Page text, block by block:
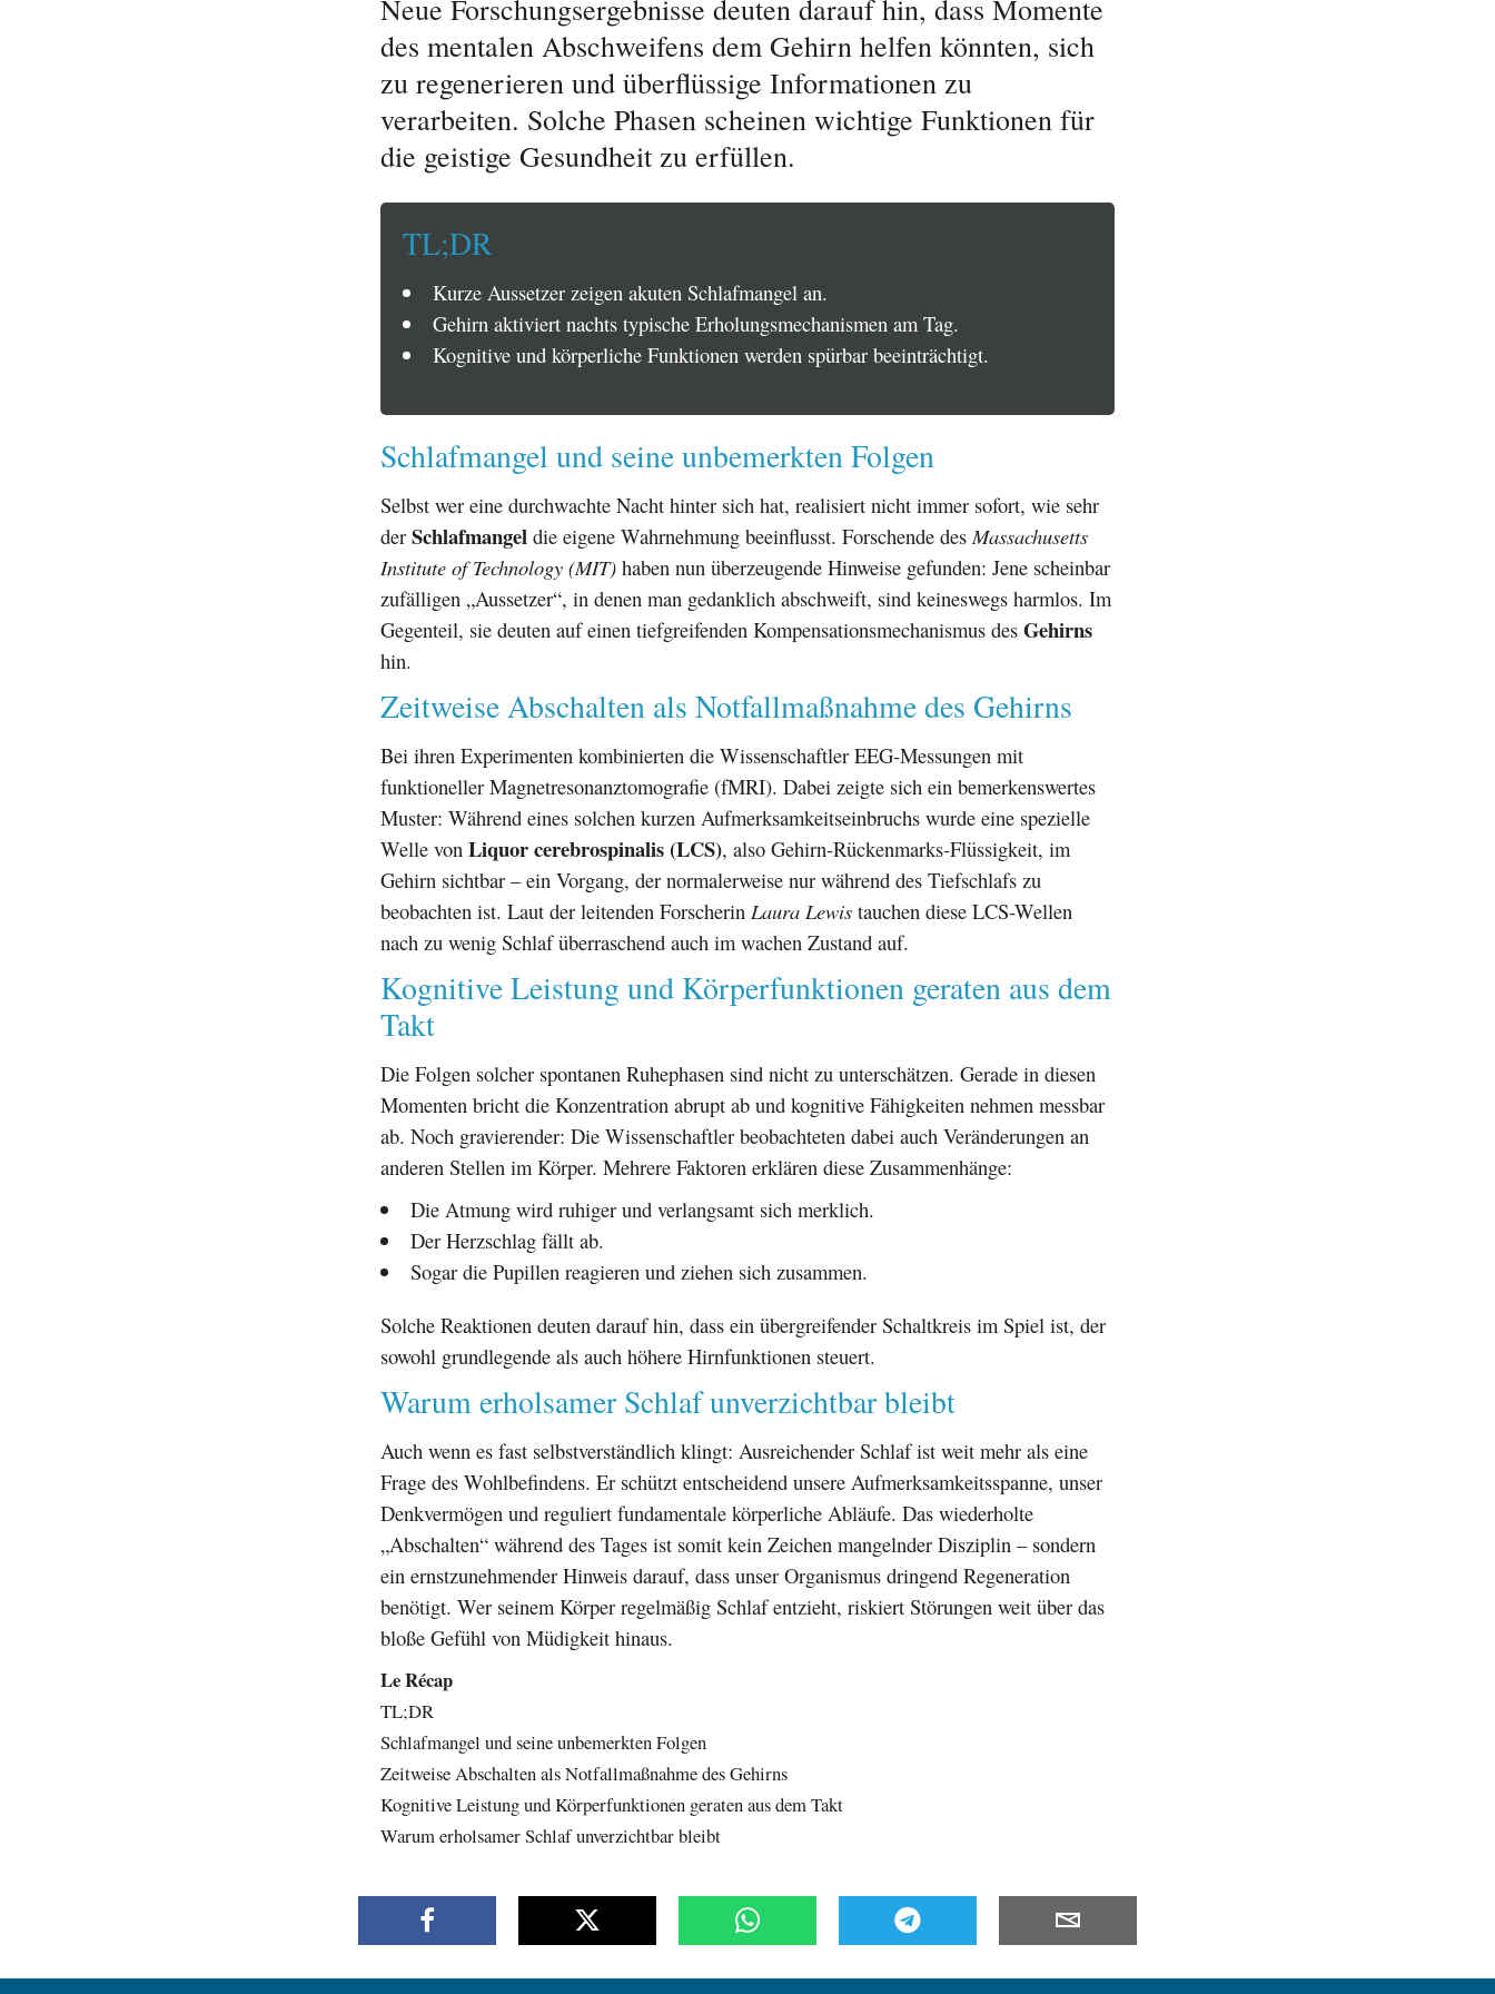
Neue Forschungsergebnisse deuten darauf hin, dass Momente
des mentalen Abschweifens dem Gehirn helfen könnten, sich
zu regenerieren und überflüssige Informationen zu
verarbeiten. Solche Phasen scheinen wichtige Funktionen für
die geistige Gesundheit zu erfüllen.
TL;DR
Kurze Aussetzer zeigen akuten Schlafmangel an.
Gehirn aktiviert nachts typische Erholungsmechanismen am Tag.
Kognitive und körperliche Funktionen werden spürbar beeinträchtigt.
Schlafmangel und seine unbemerkten Folgen
Selbst wer eine durchwachte Nacht hinter sich hat, realisiert nicht immer sofort, wie sehr
der Schlafmangel die eigene Wahrnehmung beeinflusst. Forschende desMassachusetts
Institute of Technology (MIT) haben nun überzeugende Hinweise gefunden: Jene scheinbar
zufälligen „Aussetzer“, in denen man gedanklich abschweift, sind keineswegs harmlos. Im
Gegenteil, sie deuten auf einen tiefgreifenden Kompensationsmechanismus des Gehirns
hin.
Zeitweise Abschalten als Notfallmaßnahme des Gehirns
Bei ihren Experimenten kombinierten die Wissenschaftler EEG-Messungen mit
funktioneller Magnetresonanztomografie (fMRI). Dabei zeigte sich ein bemerkenswertes
Muster: Während eines solchen kurzen Aufmerksamkeitseinbruchs wurde eine spezielle
Welle von Liquor cerebrospinalis (LCS), also Gehirn-Rückenmarks-Flüssigkeit, im
Gehirn sichtbar – ein Vorgang, der normalerweise nur während des Tiefschlafs zu
beobachten ist. Laut der leitenden Forscherin Laura Lewis tauchen diese LCS-Wellen
nach zu wenig Schlaf überraschend auch im wachen Zustand auf.
Kognitive Leistung und Körperfunktionen geraten aus dem
Takt
Die Folgen solcher spontanen Ruhephasen sind nicht zu unterschätzen. Gerade in diesen
Momenten bricht die Konzentration abrupt ab und kognitive Fähigkeiten nehmen messbar
ab. Noch gravierender: Die Wissenschaftler beobachteten dabei auch Veränderungen an
anderen Stellen im Körper. Mehrere Faktoren erklären diese Zusammenhänge:
Die Atmung wird ruhiger und verlangsamt sich merklich.
Der Herzschlag fällt ab.
Sogar die Pupillen reagieren und ziehen sich zusammen.
Solche Reaktionen deuten darauf hin, dass ein übergreifender Schaltkreis im Spiel ist, der
sowohl grundlegende als auch höhere Hirnfunktionen steuert.
Warum erholsamer Schlaf unverzichtbar bleibt
Auch wenn es fast selbstverständlich klingt: Ausreichender Schlaf ist weit mehr als eine
Frage des Wohlbefindens. Er schützt entscheidend unsere Aufmerksamkeitsspanne, unser
Denkvermögen und reguliert fundamentale körperliche Abläufe. Das wiederholte
„Abschalten“ während des Tages ist somit kein Zeichen mangelnder Disziplin – sondern
ein ernstzunehmender Hinweis darauf, dass unser Organismus dringend Regeneration
benötigt. Wer seinem Körper regelmäßig Schlaf entzieht, riskiert Störungen weit über das
bloße Gefühl von Müdigkeit hinaus.
Le Récap
TL;DR
Schlafmangel und seine unbemerkten Folgen
Zeitweise Abschalten als Notfallmaßnahme des Gehirns
Kognitive Leistung und Körperfunktionen geraten aus dem Takt
Warum erholsamer Schlaf unverzichtbar bleibt